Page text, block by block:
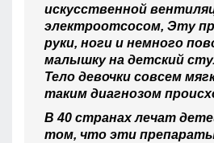
искусственной
электроотсосом, Эту
руки, ноги и немного
малышку на детский
Тело девочки совсем
таким диагнозом
В 40 странах лечат
том, что эти препараты